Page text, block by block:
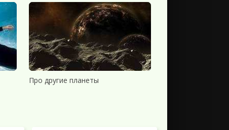
Про другие планеты